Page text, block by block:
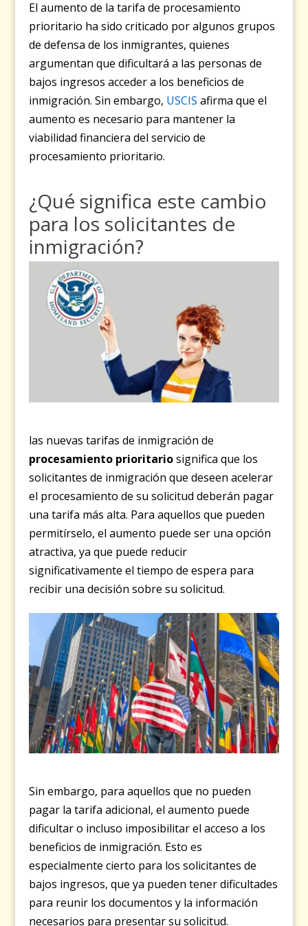
El aumento de la tarifa de procesamiento
prioritario ha sido criticado por algunos grupos
de defensa de los inmigrantes, quienes
argumentan que dificultará a las personas de
bajos ingresos acceder a los beneficios de
inmigración. Sin embargo, USCIS afirma que el
aumento es necesario para mantener la
viabilidad financiera del servicio de
procesamiento prioritario.
¿Qué significa este cambio
para los solicitantes de
inmigración?
las nuevas tarifas de inmigración de
procesamiento prioritariosignifica que los
solicitantes de inmigración que deseen acelerar
el procesamiento de su solicitud deberán pagar
una tarifa más alta. Para aquellos que pueden
permitírselo, el aumento puede ser una opción
atractiva, ya que puede reducir
significativamente el tiempo de espera para
recibir una decisión sobre su solicitud.
Sin embargo, para aquellos que no pueden
pagar la tarifa adicional, el aumento puede
dificultar o incluso imposibilitar el acceso a los
beneficios de inmigración. Esto es
especialmente cierto para los solicitantes de
bajos ingresos, que ya pueden tener dificultades
para reunir los documentos y la información
necesarios para presentar su solicitud.